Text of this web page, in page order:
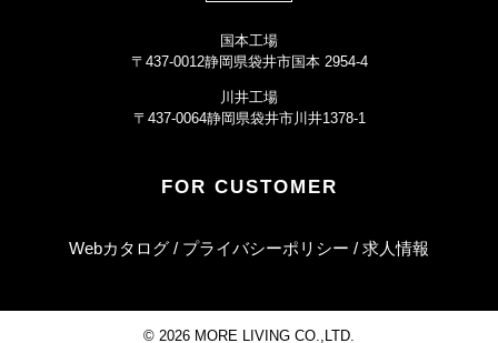
国本工場
〒437-0012静岡県袋井市国本 2954-4
川井工場
〒437-0064静岡県袋井市川井1378-1
FOR CUSTOMER
Webカタログ プライバシーポリシー 求人情報
© 2026 MORE LIVING CO.,LTD.